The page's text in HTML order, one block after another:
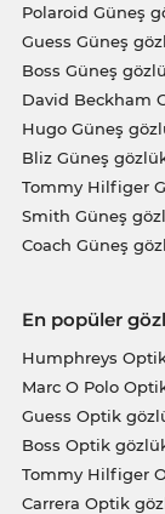
Polaroid Güneş
Guess Güneş
Boss Güneş
David Beckham
Hugo Güneş
Bliz Güneş
Tommy Hilfiger
Smith Güneş
Coach Güneş
En popüler
Humphreys
Marc O Polo
Guess Optik
Boss Optik
Tommy Hilfiger
Carrera Optik